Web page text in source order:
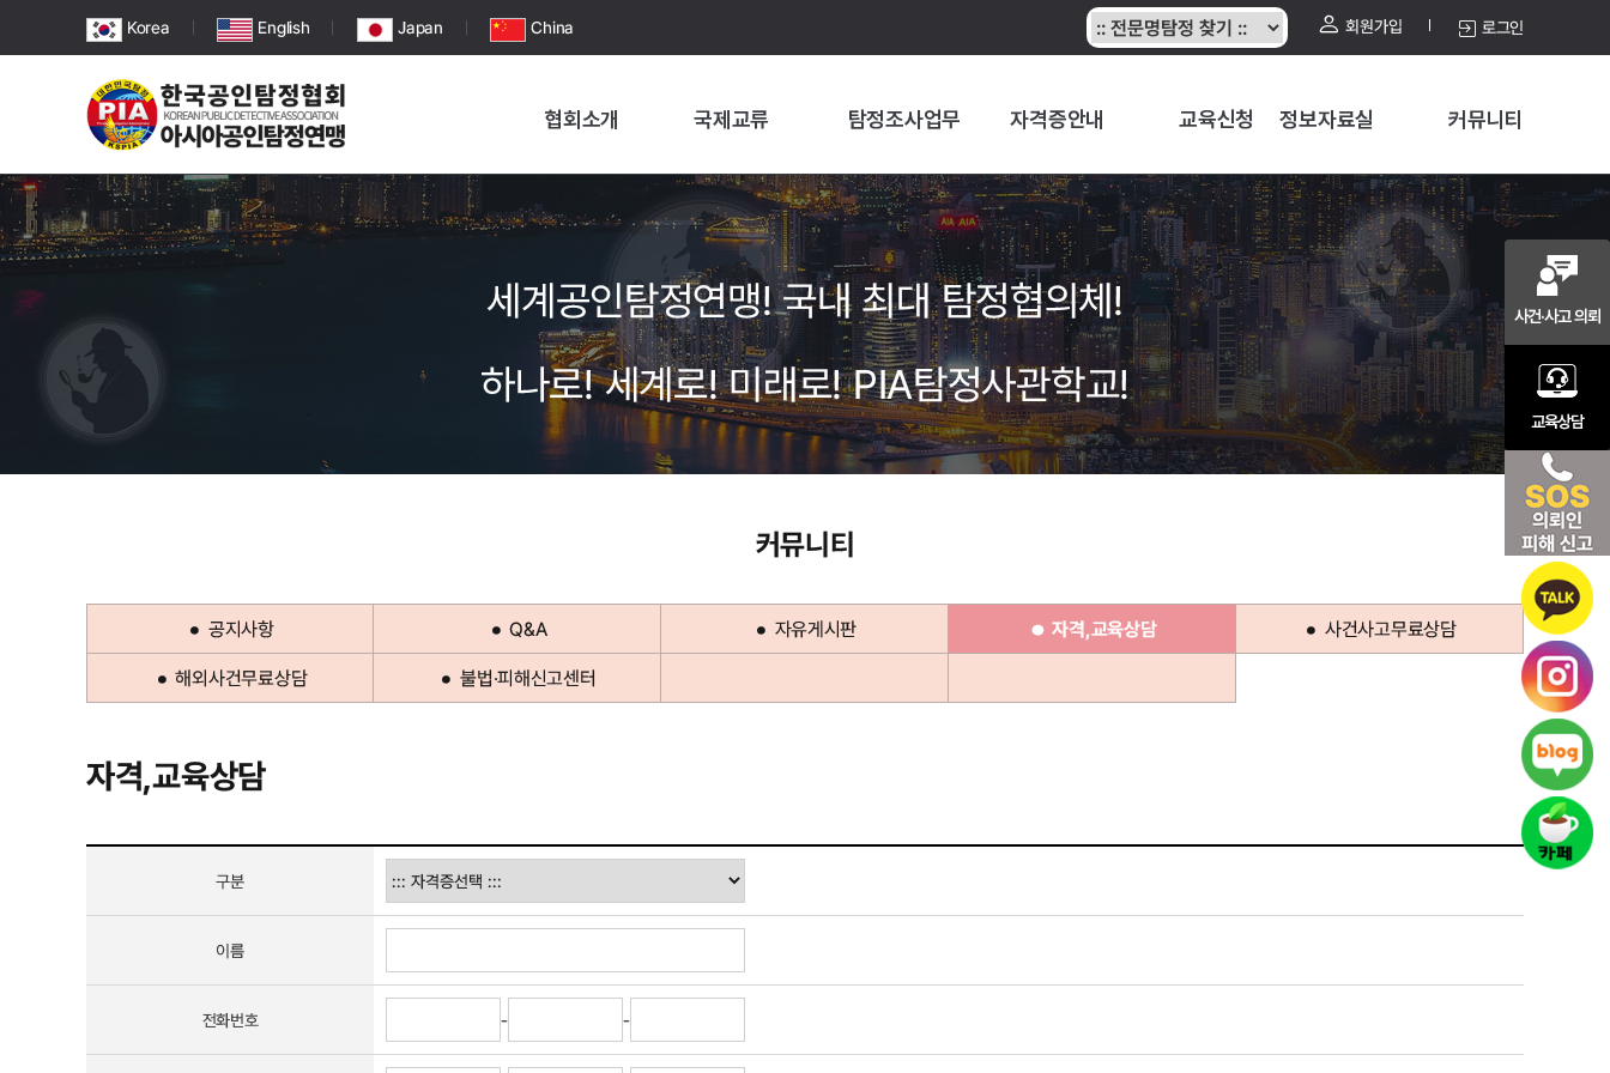
Korea English Japan China 회원가입 로그인
협회소개 국제교류 탐정조사업무 자격증안내 교육신청 정보자료실 커뮤니티
사건·사고 의뢰
교육상담
세계공인탐정연맹! 국내 최대 탐정협의체!
하나로! 세계로! 미래로! PIA탐정사관학교!
커뮤니티
공지사항 Q&A 자유게시판 자격,교육상담 사건사고무료상담
해외사건무료상담 불법·피해신고센터
자격,교육상담
구분
이름
전화번호 - -